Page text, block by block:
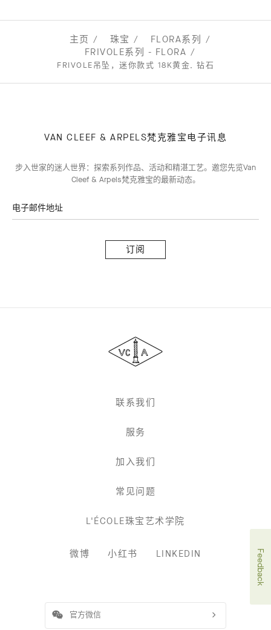
主页 珠宝
FLORA系列
FRIVOLE系列 - FLORA
FRIVOLE吊坠，迷你款式 18K黄金, 钻石
VAN CLEEF & ARPELS梵克雅宝电子讯息
步入世家的迷人世界：探索系列作品、活动和精湛工艺。邀您先览Van
Cleef & Arpels梵克雅宝的最新动态。
电子邮件地址
阅
&
Arpels
梵
雅
宝
联系我们
服务
加入我们
常见问题
L'ÉCOLE珠宝艺术学院
微博 小红书 LINKEDIN
官方微信
Feedback